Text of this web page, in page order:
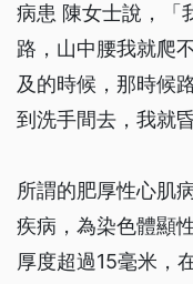
病患 陳女士說，「
路，山中腰我就爬
及的時候，那時候
到洗手間去，我就
所謂的肥厚性心肌
疾病，為染色體顯
厚度超過15毫米，